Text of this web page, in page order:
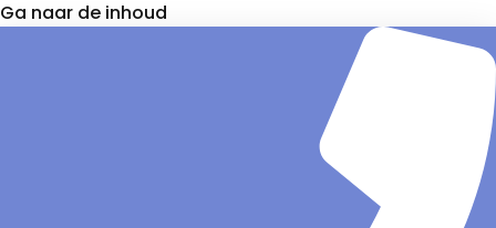
Ga naar de inhoud